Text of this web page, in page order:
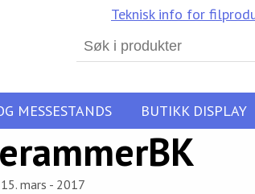
Search
for:
Teknisk info for
MESSESTANDS BUTIKK DISPLAY
mars - 2017